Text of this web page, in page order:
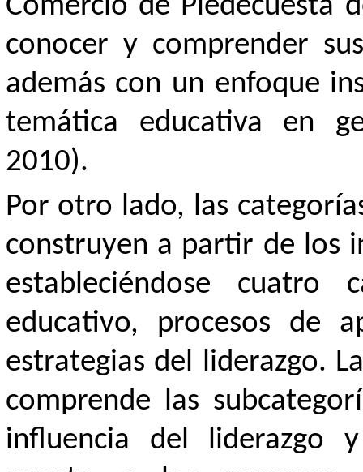
Comercio de Piedecuesta
conocer y comprender
además con un enfoque
temática educativa en
2010).
Por otro lado, las
construyen a partir de los
estableciéndose cuatro
educativo, procesos de
estrategias del liderazgo.
comprende las
influencia del liderazgo